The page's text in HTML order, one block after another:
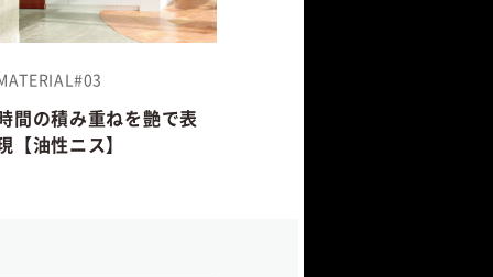
間の積み重ねを艶で表
【油性ニス】